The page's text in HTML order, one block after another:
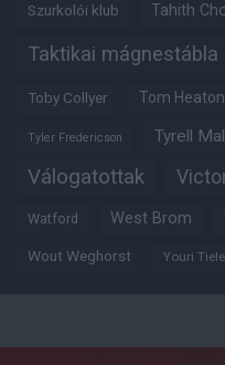
Szurkolói klub Tahith
Taktikai mágnestábla
Toby Collyer Tom Heaton
Tyler Fredericson Tyrell
Válogatottak
Watford West Brom
Wout Weghorst Youri